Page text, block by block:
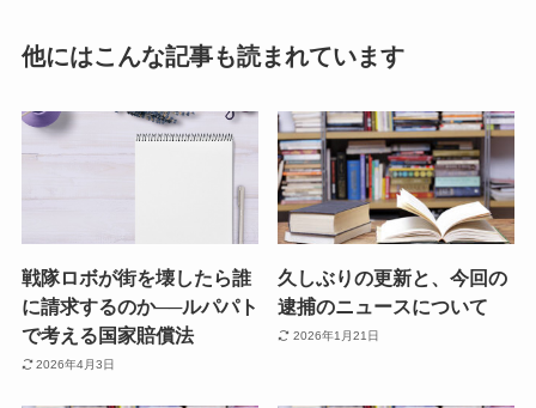
他にはこんな記事も読まれています
戦隊ロボが街を壊したら誰
に請求するのか──ルパパト
で考える国家賠償法
2026年4月3日
久しぶりの更新と、今回の
逮捕のニュースについて
2026年1月21日